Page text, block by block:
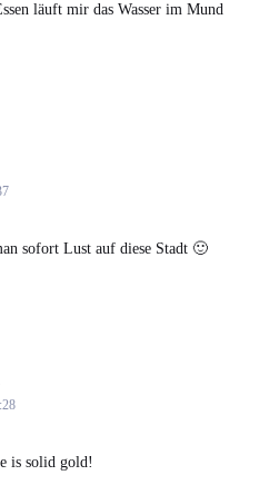
läuft mir das Wasser im Mund
sofort Lust auf diese Stadt 🙂
is solid gold!